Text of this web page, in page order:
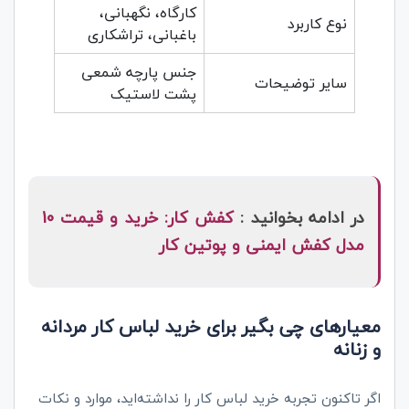
نوع کاربرد
کارگاه، نگهبانی،
باغبانی، تراشکاری
سایر توضیحات
جنس پارچه شمعی
پشت لاستیک
در ادامه بخوانید :
کفش کار: خرید و قیمت 10
مدل کفش ایمنی و پوتین کار
معیارهای چی بگیر برای خرید لباس کار مردانه
و زنانه
اگر تاکنون تجربه خرید لباس کار را نداشته‌اید، موارد و نکات